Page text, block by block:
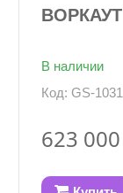
В наличии
Код: GS-1031
623